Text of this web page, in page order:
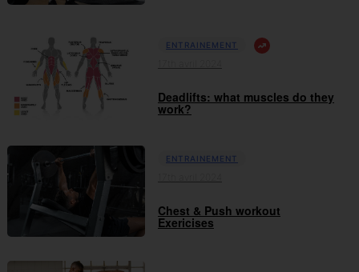
ENTRAINEMENT
Deadlifts: what muscles do they
work?
ENTRAINEMENT
Chest & Push workout
Exericises